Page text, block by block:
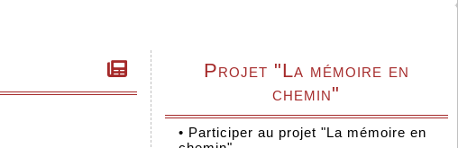
Projet "La mémoire en
chemin"
• Participer au projet "La mémoire en